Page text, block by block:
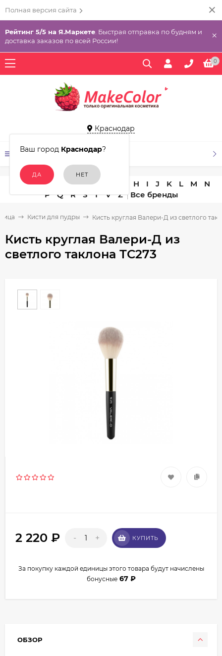
Полная версия сайта
Рейтинг 5/5 на Я.Маркете . Быстрая отправка по будням и
доставка заказов по всей России!
×
0
Краснодар
Ваш город Краснодар?
КАТАЛОГ ТОВАРОВ
A C D E H I J K L M
N
P
Q R S T V Z
Кисти для пудры Кисть круглая Валери-Д из светлого
Кисть круглая Валери-Д из
светлого таклона ТС273
2 220 ₽ - + КУПИТЬ
За покупку каждой единицы этого товара будут начислены
бонусные 67 ₽
ОБЗОР